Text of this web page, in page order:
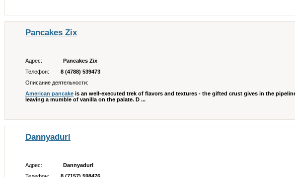
Pancakes Zix
Адрес:
Pancakes Zix
Телефон:
8 (4788) 539473
Описание деятельности:
American pancake is an well-executed trek of flavors and textures - the gifted crust gives in the
leaving a mumble of vanilla on the palate. D ...
Dannyadurl
Адрес:
Dannyadurl